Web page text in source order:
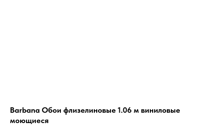
Barbana Обои флизелиновые 1.06 м виниловые
моющиеся